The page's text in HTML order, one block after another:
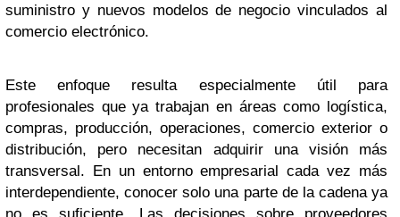
suministro y nuevos modelos de negocio vinculados al
comercio electrónico.
Este enfoque resulta especialmente útil para
profesionales que ya trabajan en áreas como logística,
compras, producción, operaciones, comercio exterior o
distribución, pero necesitan adquirir una visión más
transversal. En un entorno empresarial cada vez más
interdependiente, conocer solo una parte de la cadena ya